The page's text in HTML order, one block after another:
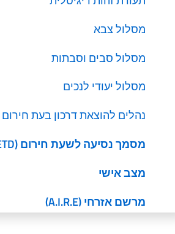
מסלול צבא
מסלול סבים וסבתות
מסלול יעודי לנכים
נהלים להוצאת דרכון בעת חירום
מסמך נסיעה לשעת חירום (ETD)
מצב אישי
מרשם אזרחי (A.I.R.E)